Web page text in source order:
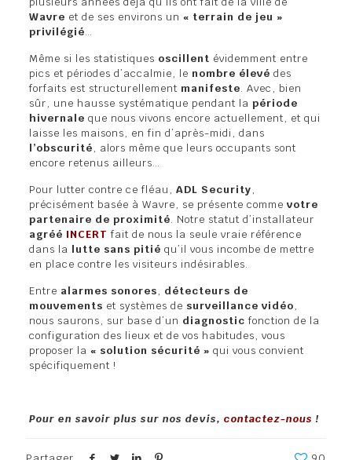
Wavre et de ses environs un « terrain de jeu »
privilégié…
Même si les statistiques oscillent évidemment entre
pics et périodes d’accalmie, le nombre élevé des
forfaits est structurellement manifeste. Avec, bien
sûr, une hausse systématique pendant la période
hivernale que nous vivons encore actuellement, et qui
laisse les maisons, en fin d’après-midi, dans
l’obscurité, alors même que leurs occupants sont
encore retenus ailleurs…
Pour lutter contre ce fléau, ADL Security,
précisément basée à Wavre, se présente comme votre
partenaire de proximité. Notre statut d’installateur
agréé INCERT fait de nous la seule vraie référence
dans la lutte sans pitié qu’il vous incombe de mettre
en place contre les visiteurs indésirables.
Entre alarmes sonores, détecteurs de
mouvements et systèmes de surveillance vidéo,
nous saurons, sur base d’un diagnostic fonction de la
configuration des lieux et de vos habitudes, vous
proposer la « solution sécurité » qui vous convient
spécifiquement !
Pour en savoir plus sur nos devis, contactez-nous !